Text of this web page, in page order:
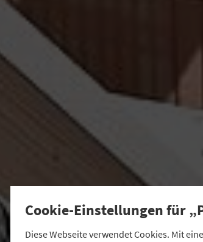
Cookie-Einstellungen für
Diese Webseite verwendet Cookies. Mit